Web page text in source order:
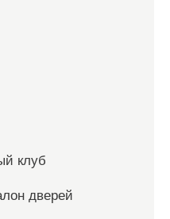
клуб
дверей